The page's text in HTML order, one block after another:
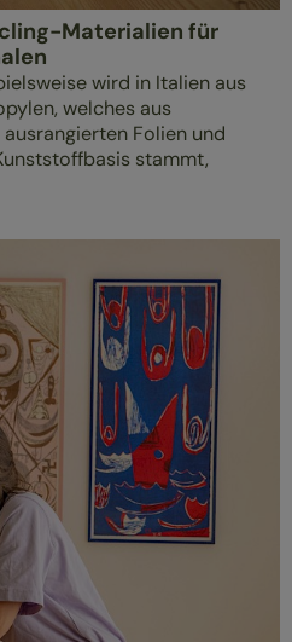
Materialien für
wird in Italien aus
welches aus
Folien und
stammt,